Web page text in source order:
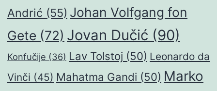
Andrić (55) Johan Volfgang fon
Gete (72) Jovan Dučić (90)
Konfučije (36) Lav Tolstoj (50) Leonardo da
Vinči (45) Mahatma Gandi (50) Marko